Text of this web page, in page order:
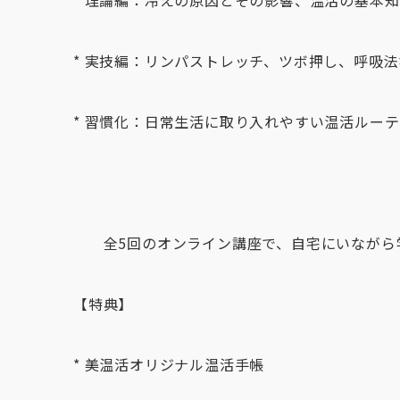
* 実技編：リンパストレッチ、ツボ押し、呼吸
* 習慣化：日常生活に取り入れやすい温活ルー
全5回のオンライン講座で、自宅にいながら
【特典】
* 美温活オリジナル温活手帳